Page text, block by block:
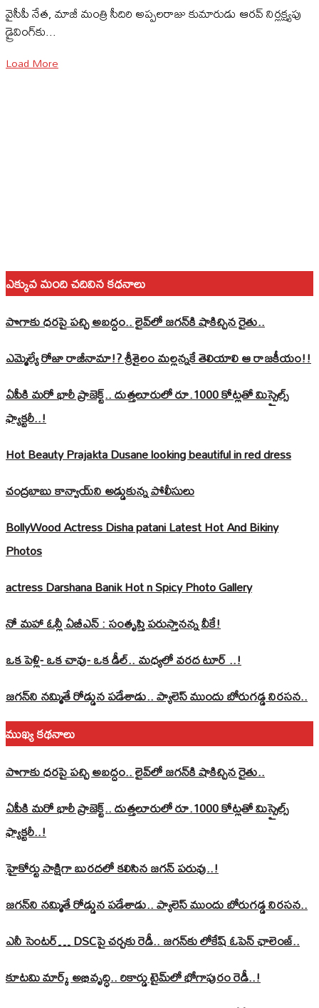
వైసీపీ నేత, మాజీ మంత్రి సీదిరి అప్పలరాజు కుమారుడు ఆరవ్ నిర్లక్ష్యపు
డ్రైవింగ్‌కు...
Load More
ఎక్కువ మంది చదివిన కధనాలు
పొగాకు ధరపై పచ్చి అబద్దం.. లైవ్‌లో జగన్‌కి షాకిచ్చిన రైతు..
ఎమ్మెల్యే రోజా రాజీనామా!? శ్రీశైలం మల్లన్నకే తెలియాలి ఆ రాజకీయం!!
ఏపీకి మరో భారీ ప్రాజెక్ట్.. దుత్తలూరులో రూ.1000 కోట్లతో మిస్సైల్స్
ఫ్యాక్టరీ..!
Hot Beauty Prajakta Dusane looking beautiful in red dress
చంద్రబాబు కాన్వాయ్‌ని అడ్డుకున్న పోలీసులు
BollyWood Actress Disha patani Latest Hot And Bikiny
Photos
actress Darshana Banik Hot n Spicy Photo Gallery
నో మహా ఓన్లీ ఏబీఎన్ : సంతృప్తి పరుస్తానన్న వీకే!
ఒక పెళ్లి- ఒక చావు- ఒక డీల్.. మధ్యలో వరద టూర్ ..!
జగన్‌ని నమ్మితే రోడ్డున పడేశాడు.. ప్యాలెస్‌ ముందు బోరుగడ్డ నిరసన..
ముఖ్య కథనాలు
పొగాకు ధరపై పచ్చి అబద్దం.. లైవ్‌లో జగన్‌కి షాకిచ్చిన రైతు..
ఏపీకి మరో భారీ ప్రాజెక్ట్.. దుత్తలూరులో రూ.1000 కోట్లతో మిస్సైల్స్
ఫ్యాక్టరీ..!
హైకోర్టు సాక్షిగా బురదలో కలిసిన జగన్ పరువు..!
జగన్‌ని నమ్మితే రోడ్డున పడేశాడు.. ప్యాలెస్‌ ముందు బోరుగడ్డ నిరసన..
ఎనీ సెంటర్‌… DSCపై చర్చకు రెడీ.. జగన్‌కు లోకేష్‌ ఓపెన్ ఛాలెంజ్..
కూటమి మార్క్ అభివృద్ధి.. రికార్డు టైమ్‌లో భోగాపురం రెడీ..!